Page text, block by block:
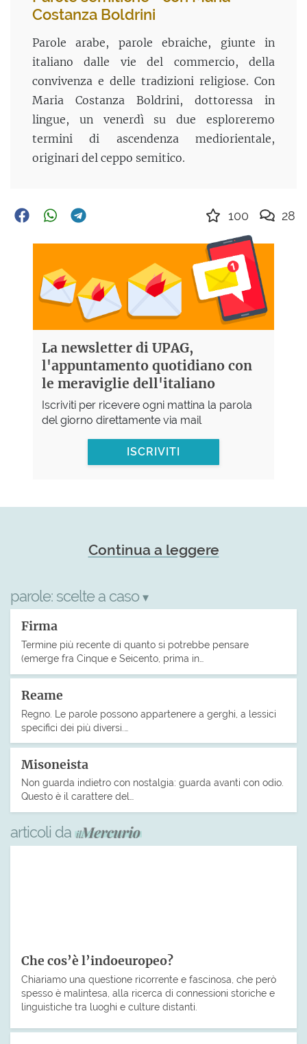
Costanza Boldrini
Parole arabe, parole ebraiche, giunte in
italiano dalle vie del commercio, della
convivenza e delle tradizioni religiose. Con
Maria Costanza Boldrini, dottoressa in
lingue, un venerdì su due esploreremo
termini di ascendenza mediorientale,
originari del ceppo semitico.
100 28
La newsletter di UPAG,
l'appuntamento quotidiano con
le meraviglie dell'italiano
Iscriviti per ricevere ogni mattina la parola
del giorno direttamente via mail
ISCRIVITI
Continua a leggere
parole: scelte a caso ▾
Firma
Termine più recente di quanto si potrebbe pensare
(emerge fra Cinque e Seicento, prima in…
Reame
Regno. Le parole possono appartenere a gerghi, a lessici
specifici dei più diversi.…
Misoneista
Non guarda indietro con nostalgia: guarda avanti con odio.
Questo è il carattere del…
articoli da
Che cos’è l’indoeuropeo?
Chiariamo una questione ricorrente e fascinosa, che però
spesso è malintesa, alla ricerca di connessioni storiche e
linguistiche tra luoghi e culture distanti.